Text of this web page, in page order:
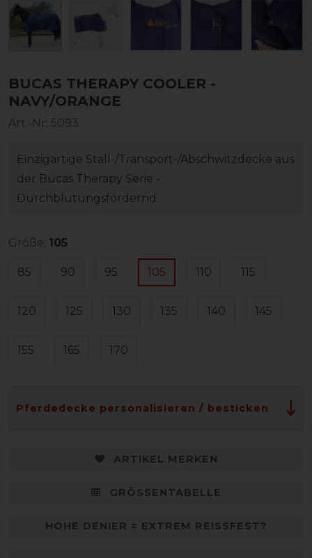
BUCAS THERAPY COOLER -
NAVY/ORANGE
Art.-Nr: 5093
Einzigartige Stall-/Transport-/Abschwitzdecke aus
der Bucas Therapy Serie -
Durchblutungsfördernd
Größe: 105
85 90 95 105 110 115
120 125 130 135 140 145
155 165 170
Pferdedecke personalisieren / besticken
ARTIKEL MERKEN
GRÖSSENTABELLE
HOHE DENIER = EXTREM REISSFEST?